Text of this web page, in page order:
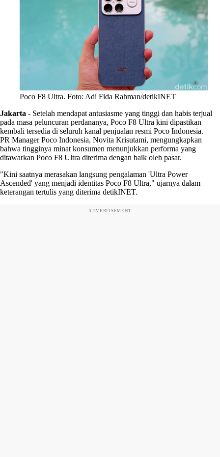
Poco F8 Ultra. Foto: Adi Fida Rahman/detikINET
Jakarta - Setelah mendapat antusiasme yang tinggi dan habis terjual
pada masa peluncuran perdananya, Poco F8 Ultra kini dipastikan
kembali tersedia di seluruh kanal penjualan resmi Poco Indonesia.
PR Manager Poco Indonesia, Novita Krisutami, mengungkapkan
bahwa tingginya minat konsumen menunjukkan performa yang
ditawarkan Poco F8 Ultra diterima dengan baik oleh pasar.
"Kini saatnya merasakan langsung pengalaman 'Ultra Power
Ascended' yang menjadi identitas Poco F8 Ultra," ujarnya dalam
keterangan tertulis yang diterima detikINET.
ADVERTISEMENT